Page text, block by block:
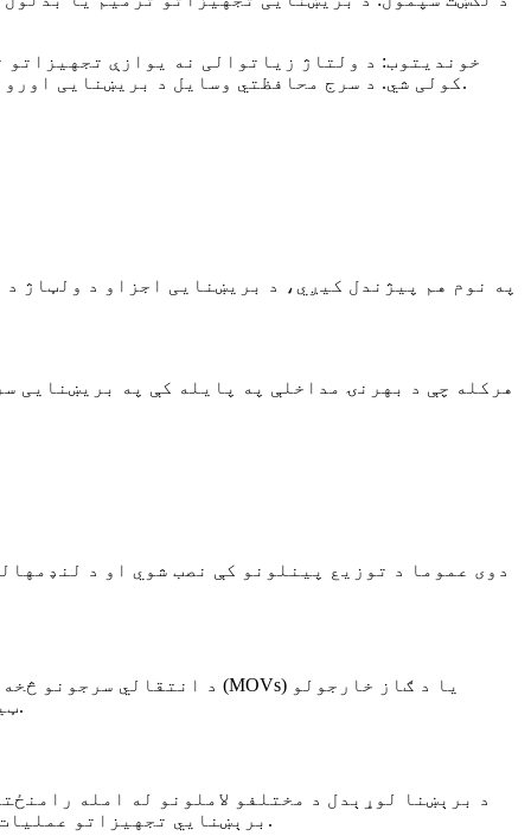
خوندیتوب: د ولتاژ زیاتوالی نه یوازې
کولی شي. د سرج محافظتي وسایل د بریښنایی اورونو، بریښنایی شاکونو، یا نورو خطرونو مخنیوي کې مرسته کوي چې د ولتاژ زیاتوالي له امله رامینځته کیدی شي.
هرکله چې د بهرنۍ مداخلې په پایله کې په بریښنایی
دوی عموما د توزیع پینلونو کې نصب شوي او د
ټیوبونو څخه جوړ دی چې اضافي ولتاژ جذبوي او ځمکې ته یې لیږدوي، په دې توګه د وصل شوي وسایلو ساتنه کوي.
د برېښنا لوړېدل د مختلفو لاملونو له امله
برېښنايي تجهیزاتو عملیات. دا د ودانۍ دننه د پیښو له امله هم رامنځته کېدای شي، لکه د موټرو پیل یا د لویو وسایلو چالان/بند کول.